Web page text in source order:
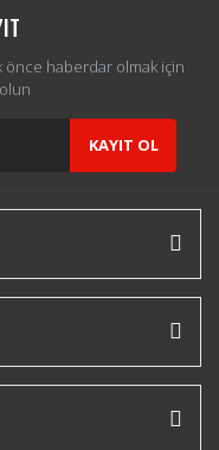
önce haberdar olmak için
KAYIT OL